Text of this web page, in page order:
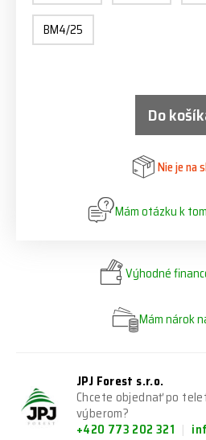
BM4/25
Do
Nie je na
Mám otázku k
Výhodné
Mám nárok
JPJ Forest s.r.o.
Chcete objednať po
výberom?
+420 773 202 321